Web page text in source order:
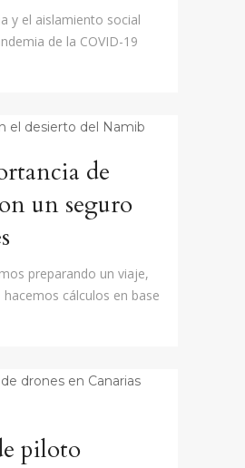
y el aislamiento social
de la COVID-19
de
un seguro
preparando un viaje,
hacemos cálculos en base
piloto